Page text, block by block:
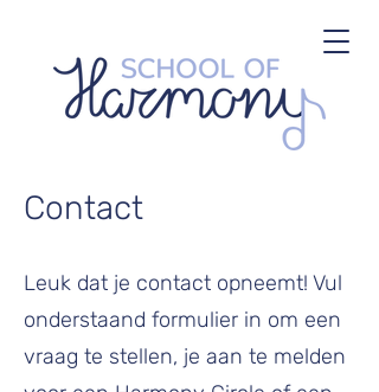
Contact
Leuk dat je contact opneemt! Vul
onderstaand formulier in om een
vraag te stellen, je aan te melden